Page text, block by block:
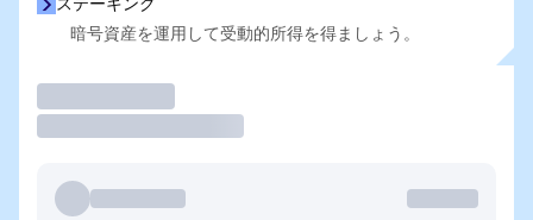
ステーキング
暗号資産を運用して受動的所得を得ましょう。